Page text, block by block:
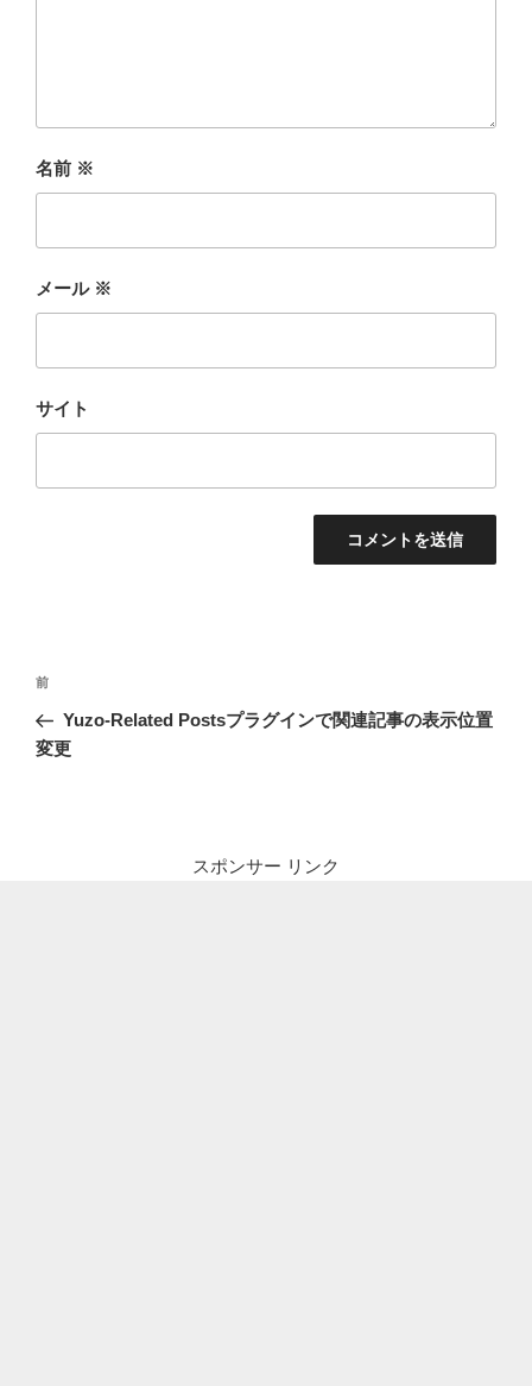
名前 ※
メール ※
サイト
投
ナ
前
の
投
前
Yuzo-Related Postsプラグインで関連記事の表示位置
変更
スポンサー リンク